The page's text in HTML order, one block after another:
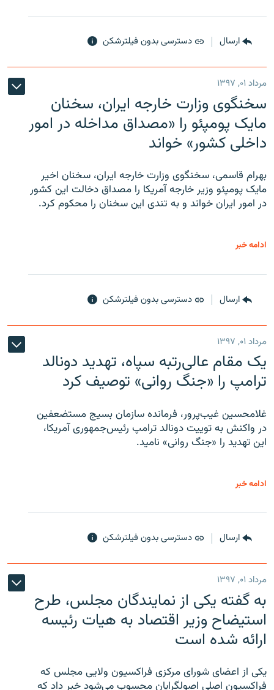
ارسال دسترسی بدون فیلترشکن
مرداد ۰۱, ۱۳۹۷
سخنگوی وزارت خارجه ایران، سخنان
مایک پومپئو را «مصداق مداخله در امور
داخلی کشور» خواند
بهرام قاسمی، سخنگوی وزارت خارجه ایران، سخنان اخیر
مایک پومپئو وزیر خارجه آمریکا را مصداق دخالت این کشور
در امور ایران خواند و به تندی این سخنان را محکوم کرد.
ادامه خبر
ارسال دسترسی بدون فیلترشکن
مرداد ۰۱, ۱۳۹۷
یک مقام عالی‌رتبه سپاه، تهدید دونالد
ترامپ را «جنگ روانی» توصیف کرد
غلامحسین غیب‌پرور، فرمانده سازمان بسیج مستضعفین
در واکنش به توییت دونالد ترامپ رئیس‌جمهوری آمریکا،
این تهدید را «جنگ روانی» نامید.
ادامه خبر
ارسال دسترسی بدون فیلترشکن
مرداد ۰۱, ۱۳۹۷
به گفته یکی از نمایندگان مجلس، طرح
استیضاح وزیر اقتصاد به هیات رئیسه
ارائه شده است
یکی از اعضای شورای مرکزی فراکسیون ولایی مجلس که
فراکسیون اصلی اصولگرایان محسوب می‌شود خبر داد که